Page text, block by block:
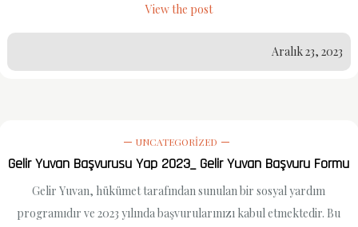
View the post
Aralık 23, 2023
UNCATEGORIZED
Gelir Yuvan Başvurusu Yap 2023_ Gelir Yuvan Başvuru Formu
Gelir Yuvan, hükümet tarafından sunulan bir sosyal yardım
programıdır ve 2023 yılında başvurularınızı kabul etmektedir. Bu